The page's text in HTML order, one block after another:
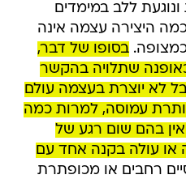
ללב במימדים
היצירה עצמה אינה
בסופו של דבר,
שתלויה בהקשר
לא יוצרת בעצמה עולם
עמוסה, למרות כמה
בהם שום רגע של
או עולה בקנה אחד עם
רחבים או מכופתרת